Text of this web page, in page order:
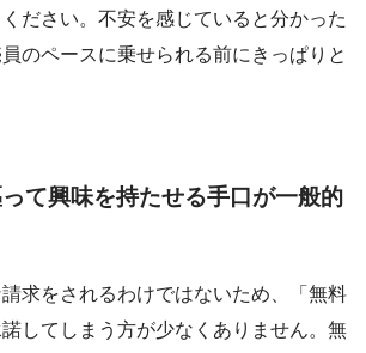
ださい。不安を感じていると分かった
のペースに乗せられる前にきっぱりと
て興味を持たせる手口が一般的
求をされるわけではないため、「無料
してしまう方が少なくありません。無